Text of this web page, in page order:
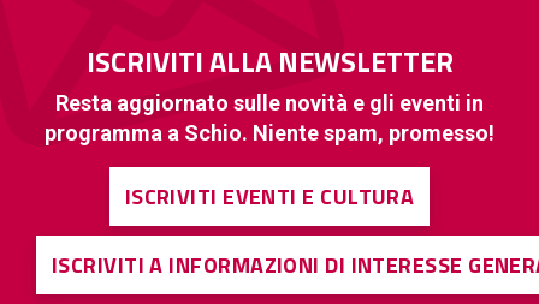
ISCRIVITI ALLA NEWSLETTER
Resta aggiornato sulle novità e gli eventi in
programma a Schio. Niente spam, promesso!
ISCRIVITI EVENTI E CULTURA
ISCRIVITI A INFORMAZIONI DI INTERESSE